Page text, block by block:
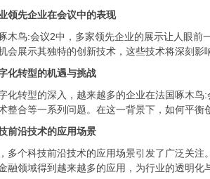
领先企业在会议中的表现
木鸟:会议2中，多家领先企业的展示让人眼
会展示其独特的创新技术，这些技术将深刻影
化转型的机遇与挑战
化转型的深入，越来越多的企业在法国啄木
整合等一系列问题。在这一背景下，如何平衡
前沿技术的应用场景
多个科技前沿技术的应用场景引发了广泛关
融领域得到越来越多的应用，为行业的透明化